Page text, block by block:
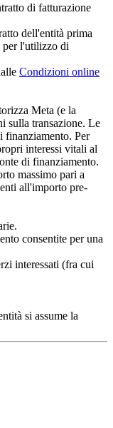
di fatturazione
dell'entità prima
per l'utilizzo di
Condizioni online
Meta (e la
sulla transazione. Le
finanziamento. Per
interessi vitali al
di finanziamento.
massimo pari a
all'importo pre-
consentite per una
interessati (fra cui
si assume la